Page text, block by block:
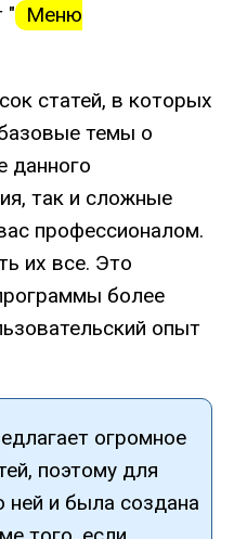
" Меню
статей, в которых
темы о
данного
так и сложные
профессионалом.
их все. Это
более
опыт
огромное
поэтому для
ней и была создана